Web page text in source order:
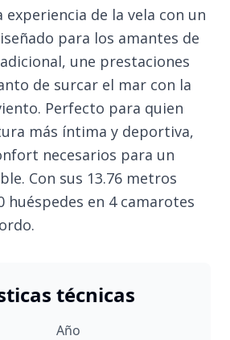
experiencia de la vela con un
para los amantes de
une prestaciones
de surcar el mar con la
Perfecto para quien
más íntima y deportiva,
necesarios para un
Con sus 13.76 metros
huéspedes en 4 camarotes
técnicas
Año